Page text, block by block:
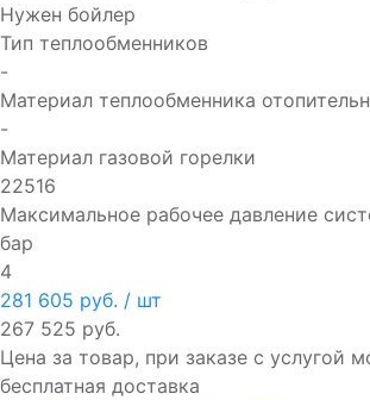
Нужен бойлер
Тип теплообменников
-
Материал теплообменника
-
Материал газовой горелки
22516
Максимальное рабочее давление
бар
4
281 605 руб. / шт
267 525 руб.
Цена за товар, при заказе с услугой
бесплатная доставка